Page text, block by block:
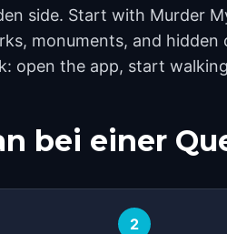
side. Start with Murder
monuments, and
open the app, start
bei einer
2